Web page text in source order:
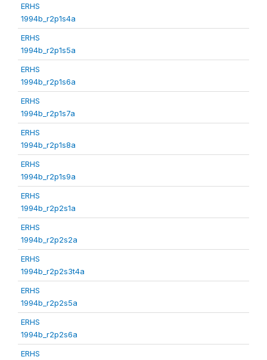
ERHS
1994b_r2p1s4a
ERHS
1994b_r2p1s5a
ERHS
1994b_r2p1s6a
ERHS
1994b_r2p1s7a
ERHS
1994b_r2p1s8a
ERHS
1994b_r2p1s9a
ERHS
1994b_r2p2s1a
ERHS
1994b_r2p2s2a
ERHS
1994b_r2p2s3t4a
ERHS
1994b_r2p2s5a
ERHS
1994b_r2p2s6a
ERHS